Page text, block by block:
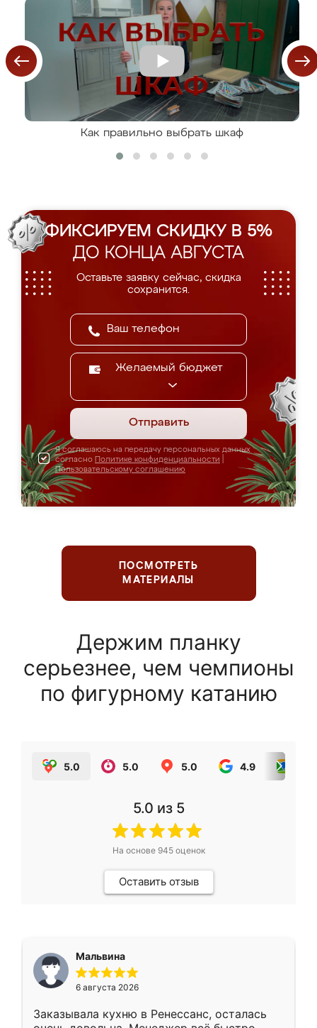
Как правильно выбрать шкаф
ФИКСИРУЕМ СКИДКУ В 5%
ДО КОНЦА АВГУСТА
Оставьте заявку сейчас, скидка
сохранится.
Желаемый бюджет
Отправить
Я соглашаюсь на передачу персональных данных
согласно Политике конфиденциальности
Пользовательскому соглашению
ПОСМОТРЕТЬ
МАТЕРИАЛЫ
Держим планку
серьезнее, чем чемпионы
по фигурному катанию
5.0 5.0 5.0 4.9
5.0 из 5
На основе 945оценок
Оставить отзыв
Мальвина
6 августа 2026
Заказывала кухню в Ренессанс, осталась